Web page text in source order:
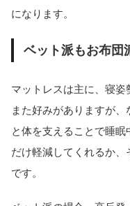
になります。
ベット派もお布団
マットレスは主に、寝
また好みがありますが
と体を支えることで睡
だけ軽減してくれるか
です。